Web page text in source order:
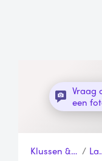
Vraag
een
Klussen & Gereedschap /